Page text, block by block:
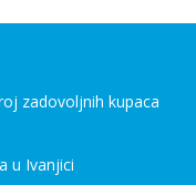
zadovoljnih kupaca
u Ivanjici